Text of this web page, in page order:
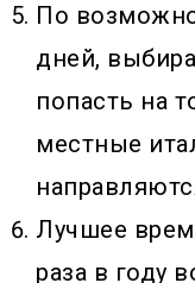
По
дней,
попасть на
местные
Лучшее
раза в году